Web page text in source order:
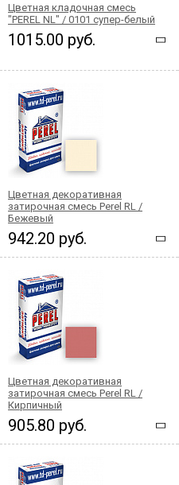
Цветная кладочная смесь
"PEREL NL" / 0101 супер-белый
1015.00 руб.
Цветная декоративная
затирочная смесь Perel RL /
Бежевый
942.20 руб.
Цветная декоративная
затирочная смесь Perel RL /
Кирпичный
905.80 руб.